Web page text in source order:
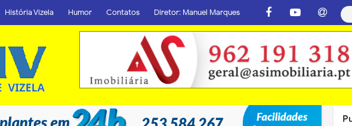
História Vizela Humor Contatos Diretor: Manuel Marques